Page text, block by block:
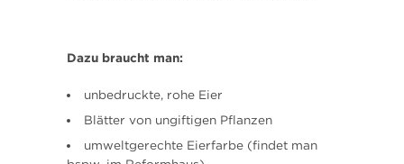
Dazu braucht man:
unbedruckte, rohe Eier
Blätter von ungiftigen Pflanzen
umweltgerechte Eierfarbe (findet man